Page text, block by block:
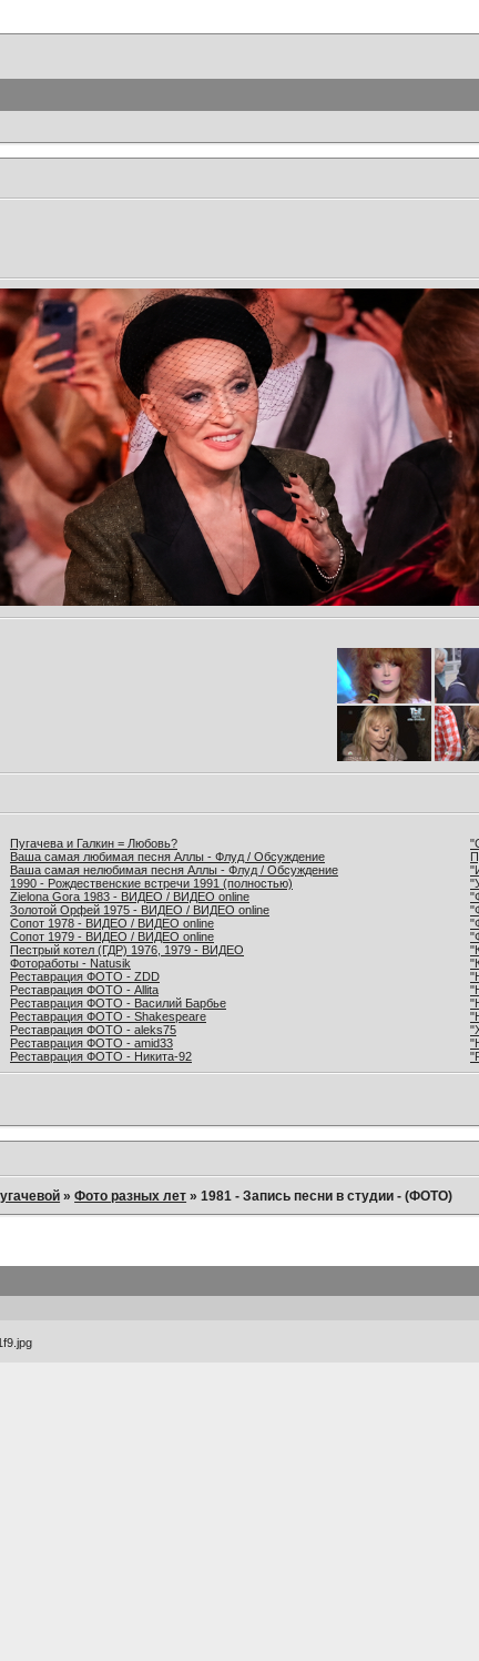
Пугачева и Галкин = Любовь?
Ваша самая любимая песня Аллы - Флуд / Обсуждение
Ваша самая нелюбимая песня Аллы - Флуд / Обсуждение
1990 - Рождественские встречи 1991 (полностью)
Zielona Gora 1983 - ВИДЕО / ВИДЕО online
Золотой Орфей 1975 - ВИДЕО / ВИДЕО online
Сопот 1978 - ВИДЕО / ВИДЕО online
Сопот 1979 - ВИДЕО / ВИДЕО online
Пестрый котел (ГДР) 1976, 1979 - ВИДЕО
Фотоработы - Natusik
Реставрация ФОТО - ZDD
Реставрация ФОТО - Allita
Реставрация ФОТО - Василий Барбье
Реставрация ФОТО - Shakespeare
Реставрация ФОТО - aleks75
Реставрация ФОТО - amid33
Реставрация ФОТО - Никита-92
»Фото разных лет »1981 - Запись песни в студии - (ФОТО)